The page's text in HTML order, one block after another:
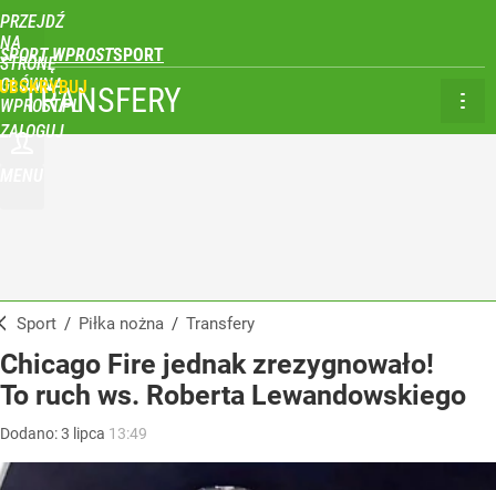
PRZEJDŹ
NA
STRONĘ
GŁÓWNĄ
WPROST.PL
SPORT WPROST
ZALOGUJ
TRANSFERY
Sport / Piłka nożna / Transfery
Chicago Fire jednak zrezygnowało!
To ruch ws. Roberta Lewandowskiego
Dodano:3 lipca 13:49